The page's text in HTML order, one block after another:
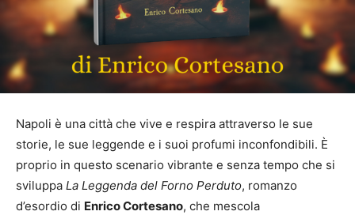
Napoli è una città che vive e respira attraverso le sue
storie, le sue leggende e i suoi profumi inconfondibili. È
proprio in questo scenario vibrante e senza tempo che si
sviluppa La Leggenda del Forno Perduto, romanzo
d’esordio di Enrico Cortesano, che mescola